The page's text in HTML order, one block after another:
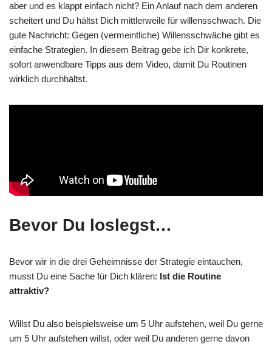
aber und es klappt einfach nicht? Ein Anlauf nach dem anderen
scheitert und Du hältst Dich mittlerweile für willensschwach. Die
gute Nachricht: Gegen (vermeintliche) Willensschwäche gibt es
einfache Strategien. In diesem Beitrag gebe ich Dir konkrete,
sofort anwendbare Tipps aus dem Video, damit Du Routinen
wirklich durchhältst.
Bevor Du loslegst…
Bevor wir in die drei Geheimnisse der Strategie eintauchen,
musst Du eine Sache für Dich klären: Ist die Routine
attraktiv?
Willst Du also beispielsweise um 5 Uhr aufstehen, weil Du gerne
um 5 Uhr aufstehen willst, oder weil Du anderen gerne davon